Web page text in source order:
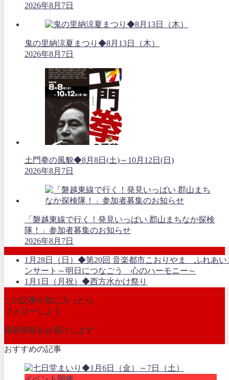
2026年8月7日
鬼の里納涼夏まつり◆8月13日（木）
2026年8月7日
土門拳の風貌◆8月8日(土)～10月12日(日)
2026年8月7日
「磐越東線で行く！発見いっぱい 郡山まちなか探検
隊！」参加者募集のお知らせ
2026年8月7日
1月28日（日）◆第20回 音楽都市こおりやま ふれあい
ンサート～明日につなごう 心のハーモニー～
1月1日（月祝）◆西方水かけ祭り
この記事が気に入ったら
フォローしよう
最新情報をお届けします
おすすめの記事